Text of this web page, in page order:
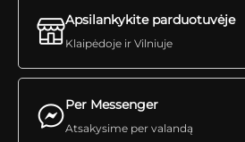
Per Messenger
Atsakysime per valandą
Apsilankykite parduotuvėje
Klaipėdoje ir Vilniuje